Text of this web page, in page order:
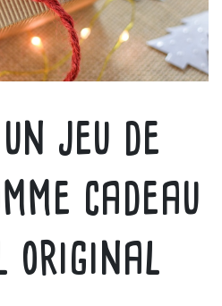
jeu de
cadeau
original